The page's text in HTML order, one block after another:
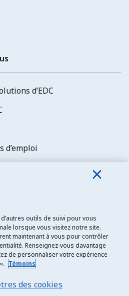
d’EDC
d’emploi
outils de suivi pour vous
lorsque vous visitez notre site.
maintenant à vous pour contrôler
Renseignez-vous davantage
de personnaliser votre expérience
Témoins
des cookies